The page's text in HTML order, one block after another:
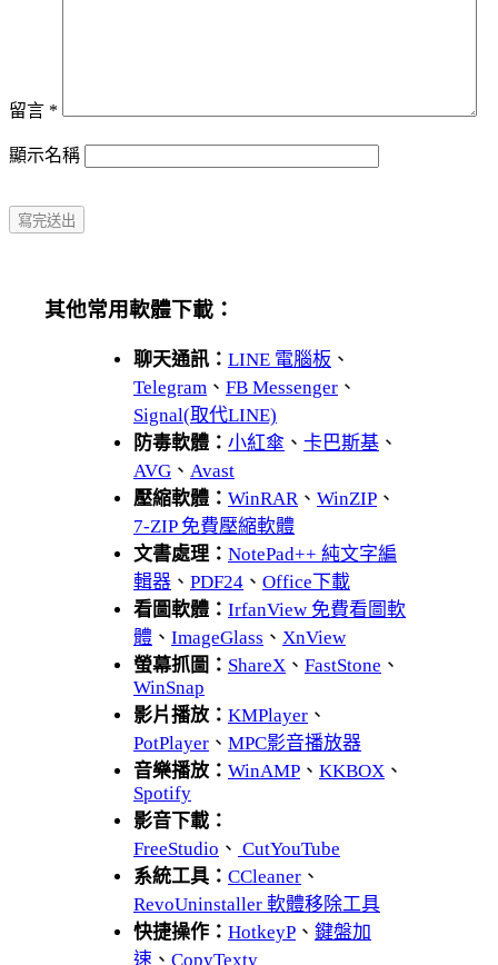
留言 *
顯示名稱
其他常用軟體下載：
聊天通訊： LINE 電腦板 、
Telegram 、 FB Messenger 、
Signal(取代LINE)
防毒軟體： 小紅傘 、 卡巴斯基 、
AVG 、 Avast
壓縮軟體： WinRAR、 WinZIP 、
7-ZIP 免費壓縮軟體
文書處理： NotePad++ 純文字編
輯器 、 PDF24 、 Office下載
看圖軟體： IrfanView 免費看圖軟
體 、 ImageGlass 、 XnView
螢幕抓圖： ShareX 、 FastStone 、
WinSnap
影片播放： KMPlayer 、
PotPlayer 、 MPC影音播放器
音樂播放： WinAMP 、 KKBOX 、
Spotify
影音下載：
FreeStudio 、 CutYouTube
系統工具： CCleaner 、
RevoUninstaller 軟體移除工具
快捷操作： HotkeyP 、 鍵盤加
速 、 CopyTexty